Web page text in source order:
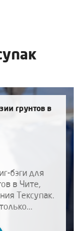
грунтов в
бэги для
в Чите,
Тексупак.